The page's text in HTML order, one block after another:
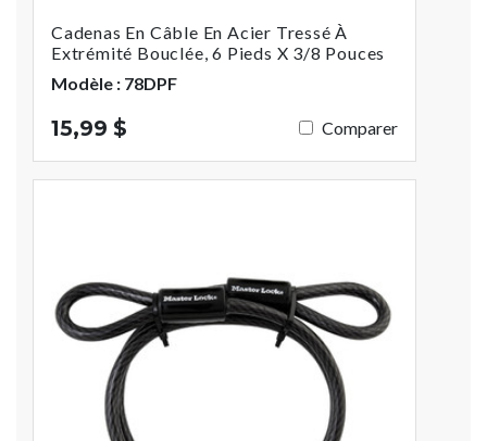
Cadenas En Câble En Acier Tressé À
Extrémité Bouclée, 6 Pieds X 3/8 Pouces
Modèle : 78DPF
15,99 $ Comparer